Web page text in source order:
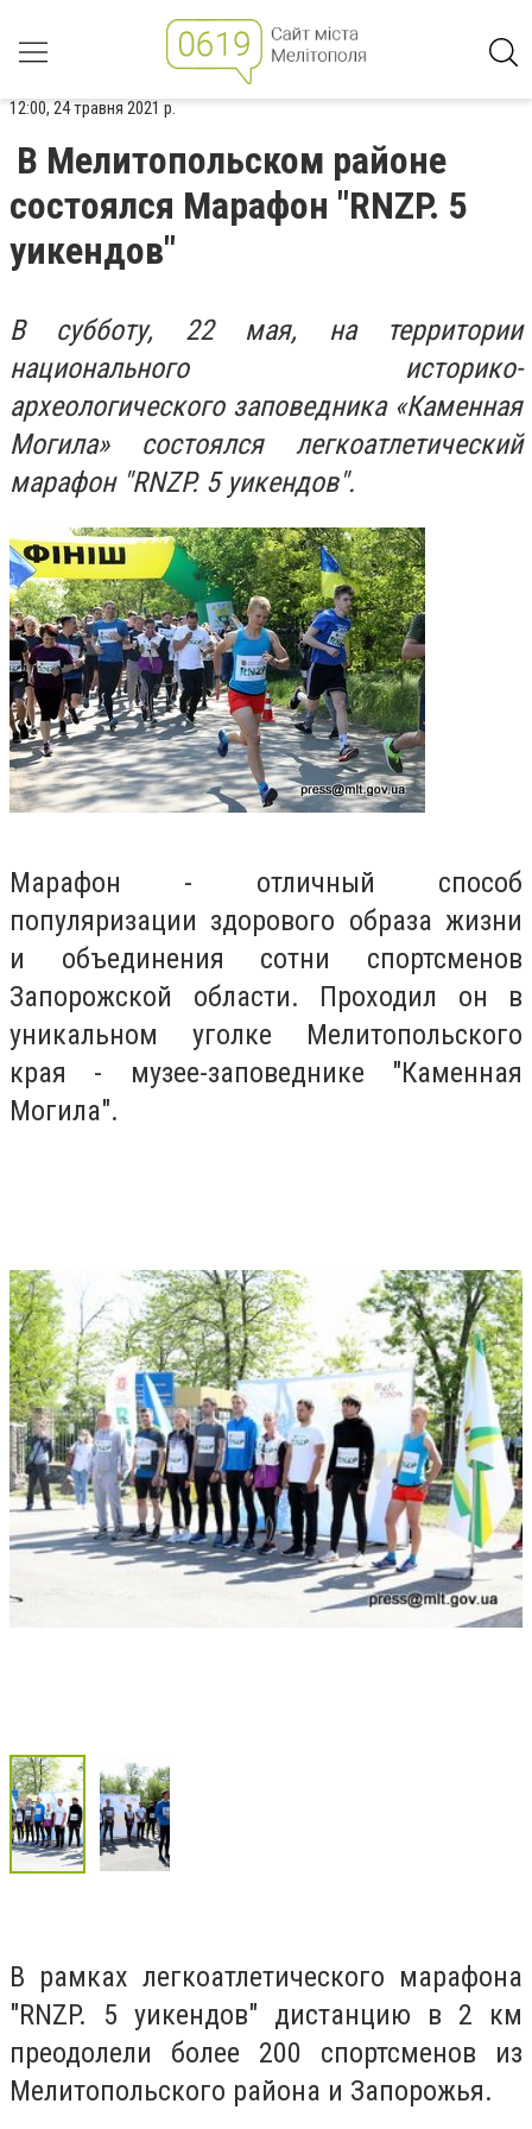
12:00, 24 травня 2021 р.
В Мелитопольском районе
состоялся Марафон "RNZP. 5
уикендов"
В субботу, 22 мая, на территории
национального историко-
археологического заповедника «Каменная
Могила» состоялся легкоатлетический
марафон "RNZP. 5 уикендов".
Марафон - отличный способ
популяризации здорового образа жизни
и объединения сотни спортсменов
Запорожской области. Проходил он в
уникальном уголке Мелитопольского
края - музее-заповеднике "Каменная
Могила".
В рамках легкоатлетического марафона
"RNZP. 5 уикендов" дистанцию в 2 км
преодолели более 200 спортсменов из
Мелитопольского района и Запорожья.